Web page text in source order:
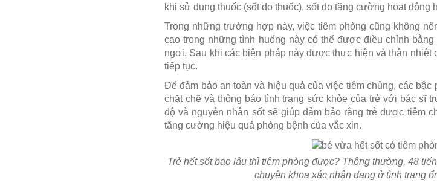
khi sử dụng thuốc (sốt do thuốc), sốt do tăng cường hoạt động
Trong những trường hợp này, việc tiêm phòng cũng không
cao trong những tình huống này có thể được điều chỉnh
ngơi. Sau khi các biện pháp này được thực hiện và thân
tiếp tục.
Để đảm bảo an toàn và hiệu quả của việc tiêm chủng, các
chặt chẽ và thông báo tình trạng sức khỏe của trẻ với bác sĩ
độ và nguyên nhân sốt sẽ giúp đảm bảo rằng trẻ được tiêm
tăng cường hiệu quả phòng bệnh của vắc xin.
Trẻ hết sốt bao lâu thì tiêm phòng được? Thông thường, 48
chuyên khoa xác nhận đang ở tình trạng